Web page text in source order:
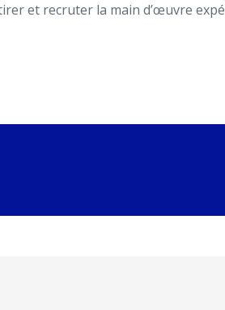
et recruter la main d’œuvre